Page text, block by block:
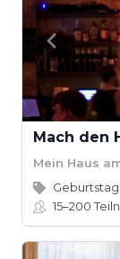
Mach den
Mein Haus
Geburtstag
15–200